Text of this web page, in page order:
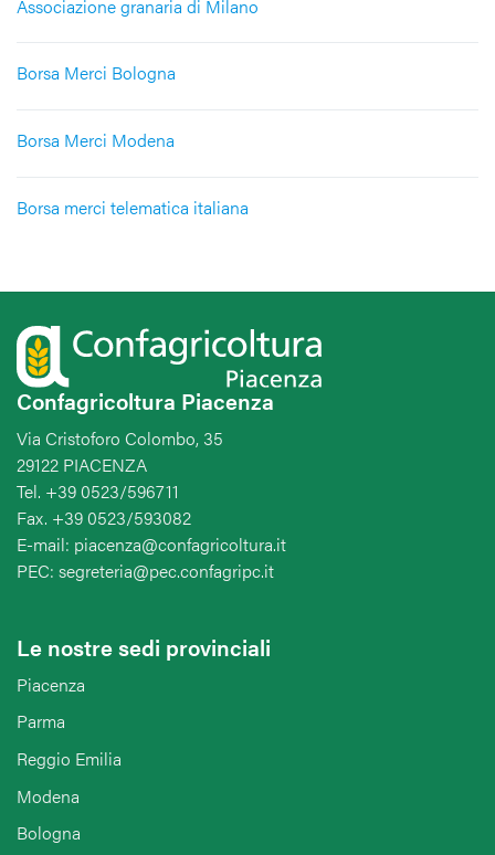
Associazione granaria di Milano
Borsa Merci Bologna
Borsa Merci Modena
Borsa merci telematica italiana
Confagricoltura Piacenza
Via Cristoforo Colombo, 35
29122 PIACENZA
Tel. +39 0523/596711
Fax. +39 0523/593082
E-mail: piacenza@confagricoltura.it
PEC: segreteria@pec.confagripc.it
Le nostre sedi provinciali
Piacenza
Parma
Reggio Emilia
Modena
Bologna